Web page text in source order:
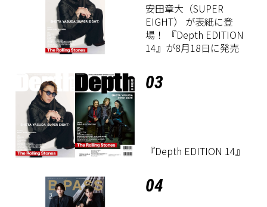
安田章大（SUPER
EIGHT） が表紙に登
場！ 『Depth EDITION
14』が8月18日に発売
03
『Depth EDITION 14』
04